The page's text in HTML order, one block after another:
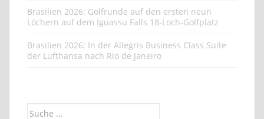
Brasilien 2026: Golfrunde auf den ersten neun
Löchern auf dem Iguassu Falls 18-Loch-Golfplatz
Brasilien 2026: In der Allegris Business Class Suite
der Lufthansa nach Rio de Janeiro